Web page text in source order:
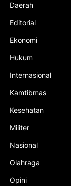
Daerah
Editorial
Ekonomi
Hukum
Internasional
Kamtibmas
Kesehatan
Militer
Nasional
Olahraga
Opini